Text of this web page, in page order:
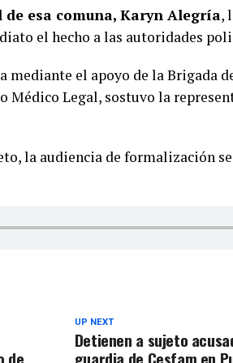
esa comuna, Karyn Alegría,
el hecho a las autoridades
el apoyo de la Brigada
Médico Legal, sostuvo la
la audiencia de formalización
UP NEXT
Detienen a sujeto